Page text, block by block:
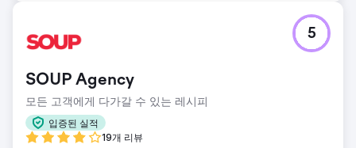
SOUP Agency
모든 고객에게 다가갈 수 있는 레시피
입증된 실적
19개 리뷰
5